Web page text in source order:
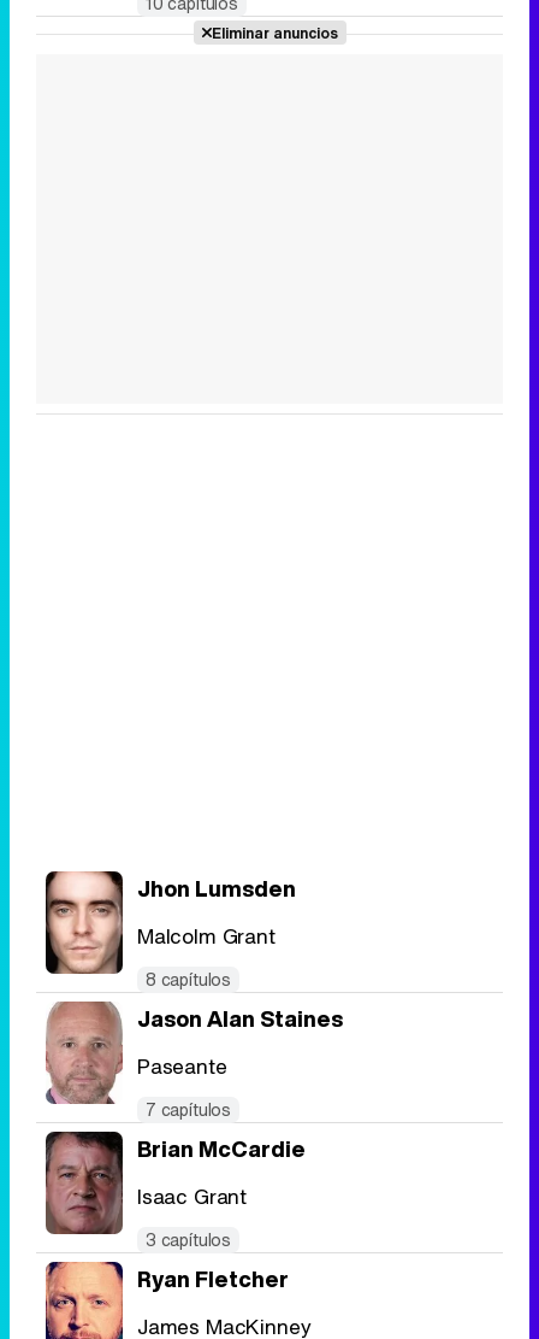
Eliminar anuncios
Jhon Lumsden
Malcolm Grant
8 capítulos
Jason Alan Staines
Paseante
7 capítulos
Brian McCardie
Isaac Grant
3 capítulos
Ryan Fletcher
James MacKinney